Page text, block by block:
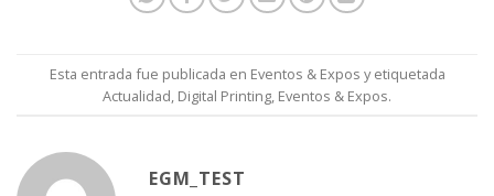
Esta entrada fue publicada en Eventos & Expos y etiquetada
Actualidad, Digital Printing, Eventos & Expos.
EGM_TEST